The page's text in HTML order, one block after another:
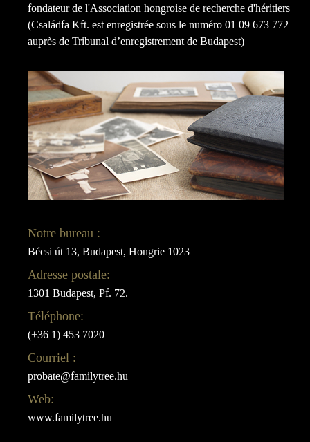
fondateur de l'Association hongroise de recherche d'héritiers
(Családfa Kft. est enregistrée sous le numéro 01 09 673 772
auprès de Tribunal d’enregistrement de Budapest)
Notre bureau :
Bécsi út 13, Budapest, Hongrie 1023
Adresse postale:
1301 Budapest, Pf. 72.
Téléphone:
(+36 1) 453 7020
Courriel :
probate@familytree.hu
Web:
www.familytree.hu